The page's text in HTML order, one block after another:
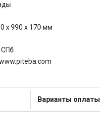
х 990 х 170 мм
СПб
Варианты оплаты